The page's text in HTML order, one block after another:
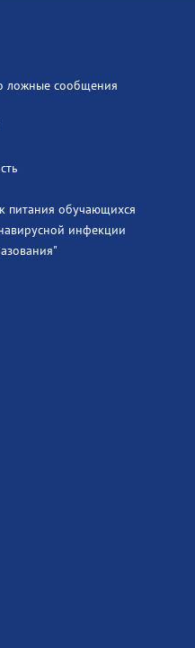
ложные сообщения
питания обучающихся
инфекции